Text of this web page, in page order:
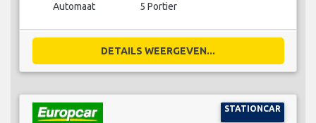
Automaat 5 Portier
DETAILS WEERGEVEN...
STATIONCAR